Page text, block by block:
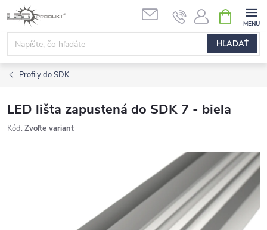
Prejsť
na
obsah
HĽADAŤ
KOŠÍK
Profily do SDK
LED lišta zapustená do SDK 7 - biela
Kód: Zvoľte variant